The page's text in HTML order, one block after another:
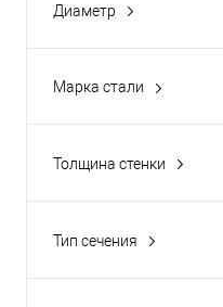
7800
Диаметр
Марка стали
Толщина стенки
Тип сечения